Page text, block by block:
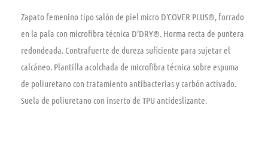
Zapato femenino tipo salón de piel micro D’COVER PLUS®, forrado
en la pala con microfibra técnica D’DRY®. Horma recta de puntera
redondeada. Contrafuerte de dureza suficiente para sujetar el
calcáneo. Plantilla acolchada de microfibra técnica sobre espuma
de poliuretano con tratamiento antibacterias y carbón activado.
Suela de poliuretano con inserto de TPU antideslizante.